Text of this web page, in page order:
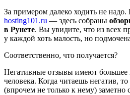
За примером далеко ходить не надо.
hosting101.ru — здесь собраны
в Рунете. Вы увидите, что из всех
у каждой хоть малость, но
Соответственно, что получается?
Негативные отзывы имеют большее
человека. Когда читаешь негатив,
(впрочем не только к нему) заметно